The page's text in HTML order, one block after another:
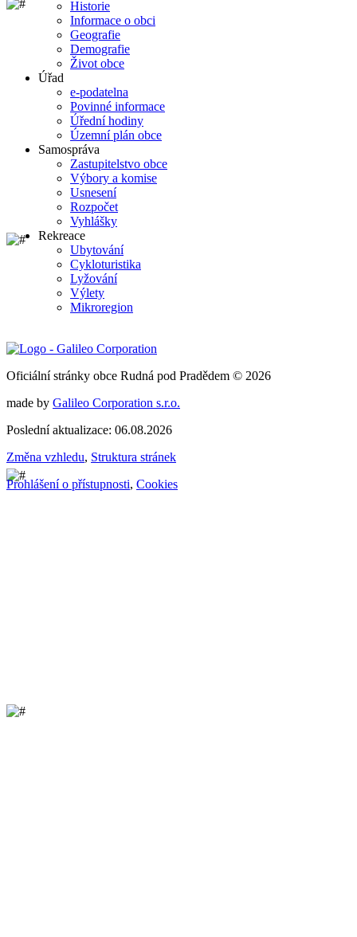
Historie
Informace o obci
Geografie
Demografie
Život obce
Úřad
e-podatelna
Povinné informace
Úřední hodiny
Územní plán obce
Samospráva
Zastupitelstvo obce
Výbory a komise
Usnesení
Rozpočet
Vyhlášky
Rekreace
Ubytování
Cykloturistika
Lyžování
Výlety
Mikroregion
Oficiální stránky obce Rudná pod Pradědem © 2026
made by Galileo Corporation s.r.o.
Poslední aktualizace: 06.08.2026
Změna vzhledu, Struktura stránek
Prohlášení o přístupnosti, Cookies